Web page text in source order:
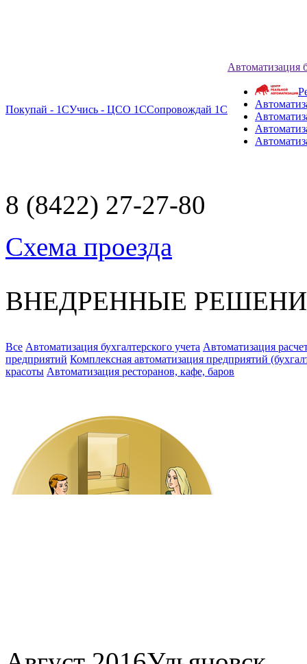
Покупай - 1СУчись - ЦСО 1ССопровождай 1С
Автоматизация
8 (8422) 27-27-80
Схема проезда
ВНЕДРЕННЫЕ
Все Автоматизация бухгалтерского учета Автоматизация
предприятий Комплексная автоматизация предприятий
красоты Автоматизация ресторанов, кафе, баров